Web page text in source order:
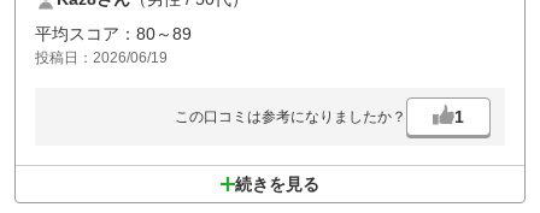
勧めします！
平均スコア：80～89
投稿日：2026/06/19
この口コミは参考になりましたか？ 1
続きを見る